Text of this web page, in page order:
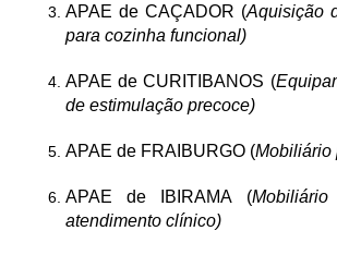
APAE de CAÇADOR (Aquisição
para cozinha funcional)
APAE de CURITIBANOS (
de estimulação precoce)
APAE de FRAIBURGO (Mobiliário
APAE de IBIRAMA (
atendimento clínico)